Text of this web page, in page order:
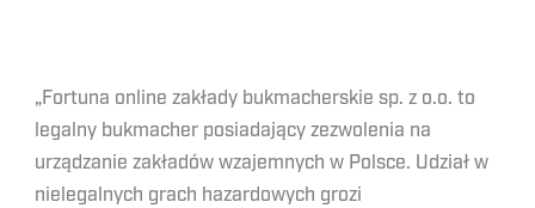
„Fortuna online zakłady bukmacherskie sp. z o.o. to
legalny bukmacher posiadający zezwolenia na
urządzanie zakładów wzajemnych w Polsce. Udział w
nielegalnych grach hazardowych grozi